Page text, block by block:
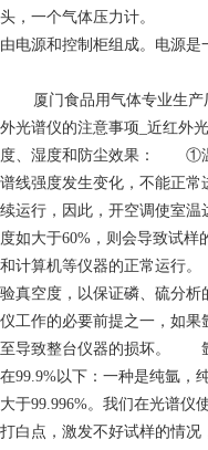
头，一个气体压力计。
由电源和控制柜组成。电源是
厦门食品用气体专业生产
外光谱仪的注意事项_近红
度、湿度和防尘效果： ①温
谱线强度发生变化，不能正
续运行，因此，开空调使室
度如大于60%，则会导致试
和计算机等仪器的正常运行
验真空度，以保证磷、硫
仪工作的必要前提之一，如
至导致整台仪器的损坏。
在99.9%以下：一种是纯氩，
大于99.996%。我们在光谱仪
打白点，激发不好试样的情